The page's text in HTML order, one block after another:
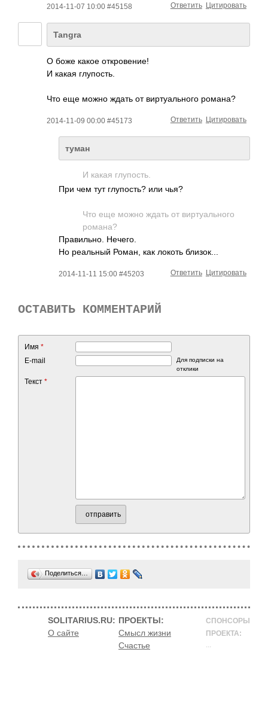
2014-11-07 10:00 #45158 Цитировать
Ответить
Tangra
О боже какое откровение!
И какая глупость.
Что еще можно ждать от виртуального романа?
2014-11-09 00:00 #45173 Цитировать
Ответить
туман
И какая глупость.
При чем тут глупость? или чья?
Что еще можно ждать от виртуального
романа?
Правильно. Нечего.
Но реальный Роман, как локоть близок...
2014-11-11 15:00 #45203 Цитировать
Ответить
ОСТАВИТЬ КОММЕНТАРИЙ
Имя *
E-mail
Для подписки на
отклики
Текст *
отправить
Поделиться…
SOLITARIUS.RU:
О сайте
ПРОЕКТЫ:
Смысл жизни
Счастье
СПОНСОРЫ
ПРОЕКТА:
...